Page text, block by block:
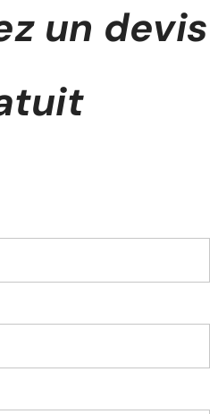
un devis